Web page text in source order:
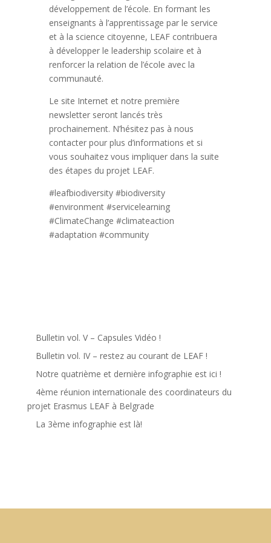
développement de l’école. En formant les
enseignants à l’apprentissage par le service
et à la science citoyenne, LEAF contribuera
à développer le leadership scolaire et à
renforcer la relation de l’école avec la
communauté.
Le site Internet et notre première
newsletter seront lancés très
prochainement. N’hésitez pas à nous
contacter pour plus d’informations et si
vous souhaitez vous impliquer dans la suite
des étapes du projet LEAF.
#leafbiodiversity #biodiversity
#environment #servicelearning
#ClimateChange #climateaction
#adaptation #community
Bulletin vol. V – Capsules Vidéo !
Bulletin vol. IV – restez au courant de LEAF !
Notre quatrième et dernière infographie est ici !
4ème réunion internationale des coordinateurs du
projet Erasmus LEAF à Belgrade
La 3ème infographie est là!